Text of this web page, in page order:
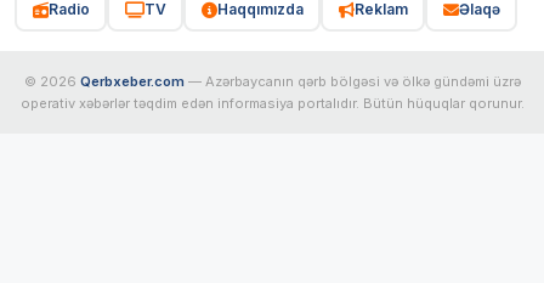
Radio TV Haqqımızda Reklam Əlaqə
© 2026 Qerbxeber.com — Azərbaycanın qərb bölgəsi və ölkə gündəmi üzrə
operativ xəbərlər təqdim edən informasiya portalıdır. Bütün hüquqlar qorunur.